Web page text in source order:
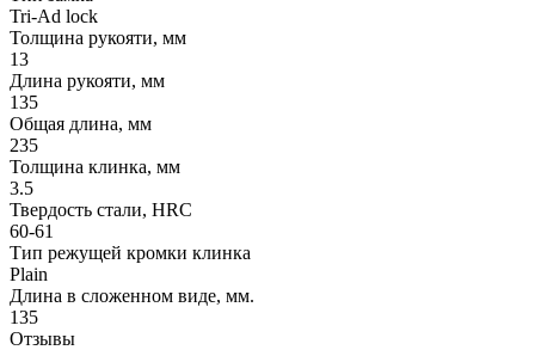
Tri-Ad lock
Толщина рукояти, мм
13
Длина рукояти, мм
135
Общая длина, мм
235
Толщина клинка, мм
3.5
Твердость стали, HRC
60-61
Тип режущей кромки клинка
Plain
Длина в сложенном виде, мм.
135
Отзывы